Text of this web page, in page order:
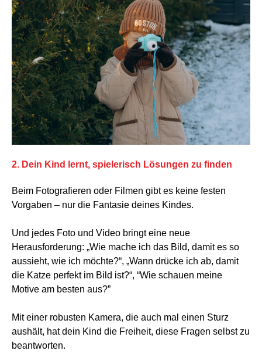
2. Dein Kind lernt, spielerisch Lösungen zu finden
Beim Fotografieren oder Filmen gibt es keine festen
Vorgaben – nur die Fantasie deines Kindes.
Und jedes Foto und Video bringt eine neue
Herausforderung: „Wie mache ich das Bild, damit es so
aussieht, wie ich möchte?“, „Wann drücke ich ab, damit
die Katze perfekt im Bild ist?“, “Wie schauen meine
Motive am besten aus?”
Mit einer robusten Kamera, die auch mal einen Sturz
aushält, hat dein Kind die Freiheit, diese Fragen selbst zu
beantworten.